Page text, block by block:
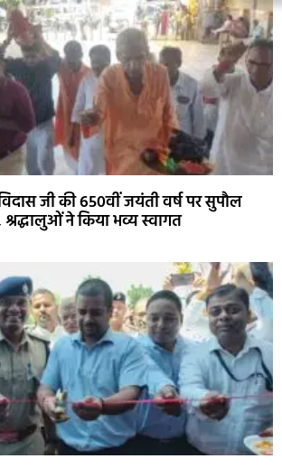
जी की 650वीं जयंती वर्ष पर सुपौल
ने किया भव्य स्वागत